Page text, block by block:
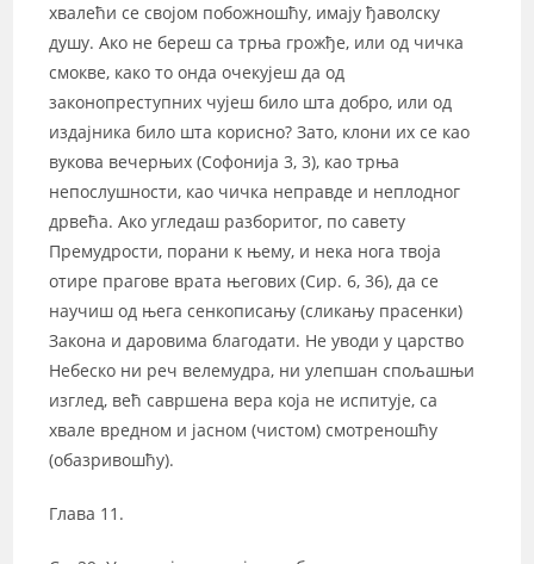
хвалећи се својом побожношћу, имају ђаволску
душу. Ако не береш са трња грожђе, или од чичка
смокве, како то онда очекујеш да од
законопреступних чујеш било шта добро, или од
издајника било шта корисно? Зато, клони их се као
вукова вечерњих (Софонија 3, 3), као трња
непослушности, као чичка неправде и неплодног
дрвећа. Ако угледаш разборитог, по савету
Премудрости, порани к њему, и нека нога твоја
отире прагове врата његових (Сир. 6, 36), да се
научиш од њега сенкописању (сликању прасенки)
Закона и даровима благодати. Не уводи у царство
Небеско ни реч велемудра, ни улепшан спољашњи
изглед, већ савршена вера која не испитује, са
хвале вредном и јасном (чистом) смотреношћу
(обазривошћу).
Глава 11.